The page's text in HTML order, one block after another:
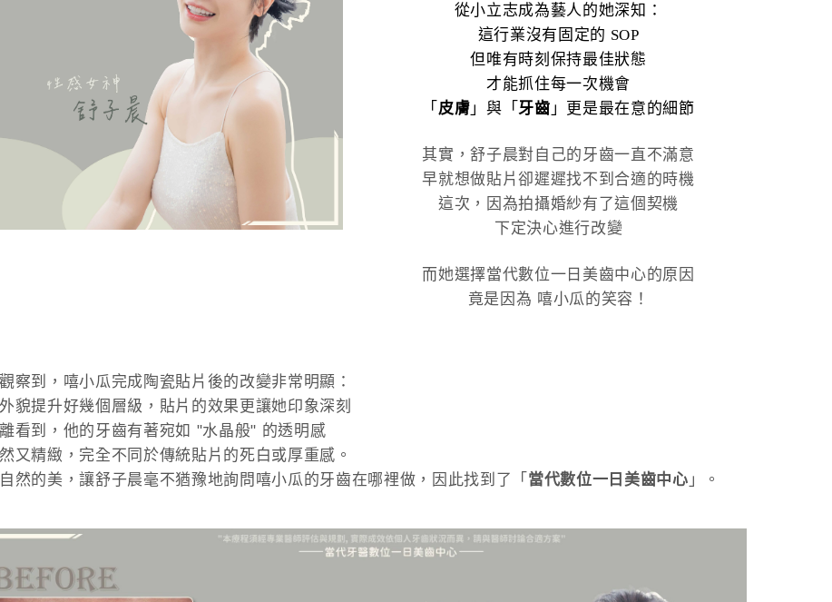
從小立志成為藝人的她深知：
這行業沒有固定的 SOP
但唯有時刻保持最佳狀態
才能抓住每一次機會
「 皮膚 」與「牙齒 」更是最在意的細節
其實，舒子晨對自己的牙齒一直不滿意
早就想做貼片卻遲遲找不到合適的時機
這次，因為拍攝婚紗有了這個契機
下定決心進行改變
而她選擇當代數位一日美齒中心的原因
竟是因為 嘻小瓜的笑容！
察到，嘻小瓜完成陶瓷貼片後的改變非常明顯：
貌提升好幾個層級，貼片的效果更讓她印象深刻
看到，他的牙齒有著宛如 "水晶般" 的透明感
又精緻，完全不同於傳統貼片的死白或厚重感。
然的美，讓舒子晨毫不猶豫地詢問嘻小瓜的牙齒在哪裡做，因此找到了「 當代數位一日美齒中心 」。